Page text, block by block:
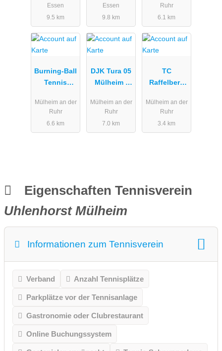
Essen
9.5 km
Essen
9.8 km
Ruhr
6.1 km
Burning-Ball
Tennis
Mülheim an
Mülheim an der
Ruhr
6.6 km
DJK Tura 05
Mülheim -
Badminton |
Breitensport
Mülheim an der
Ruhr
7.0 km
TC
Raffelberg
Mülheim an der
Ruhr
3.4 km
Eigenschaften Tennisverein
Uhlenhorst Mülheim
Informationen zum Tennisverein
Verband Anzahl Tennisplätze
Parkplätze vor der Tennisanlage
Gastronomie oder Clubrestaurant
Online Buchungssystem